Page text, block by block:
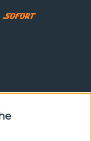
vor allen anderen